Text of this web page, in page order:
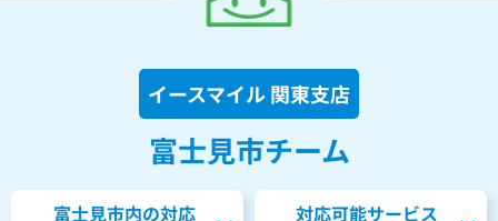
イースマイル 関東支店
富士見市チーム
富士見市内の対応
対応可能サービス